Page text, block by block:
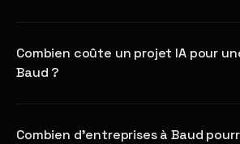
Combien coûte un projet IA pour
Baud ?
Combien d'entreprises à Baud